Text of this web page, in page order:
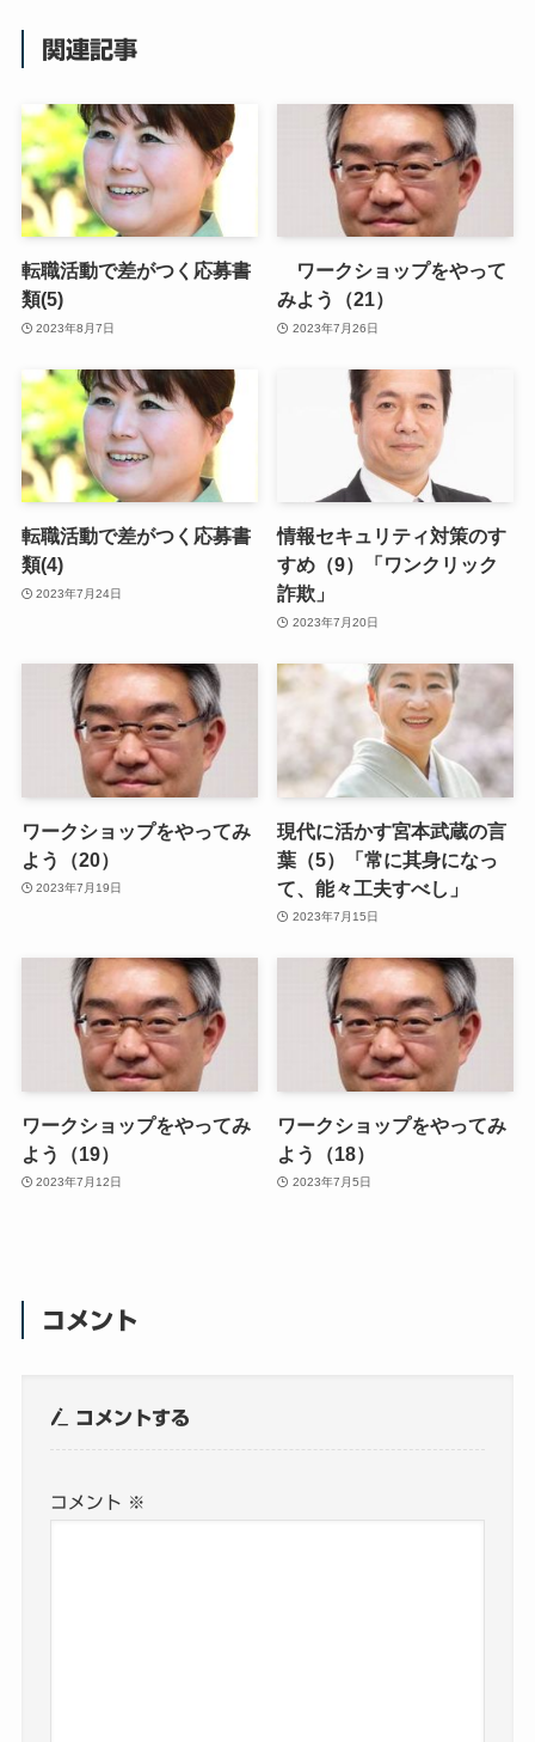
関連記事
転職活動で差がつく応募書
類(5)
2023年8月7日
ワークショップをやって
みよう（21）
2023年7月26日
転職活動で差がつく応募書
類(4)
2023年7月24日
情報セキュリティ対策のす
すめ（9）「ワンクリック
詐欺」
2023年7月20日
ワークショップをやってみ
よう（20）
2023年7月19日
現代に活かす宮本武蔵の言
葉（5）「常に其身になっ
て、能々工夫すべし」
2023年7月15日
ワークショップをやってみ
よう（19）
2023年7月12日
ワークショップをやってみ
よう（18）
2023年7月5日
コメント
コメントする
コメント ※